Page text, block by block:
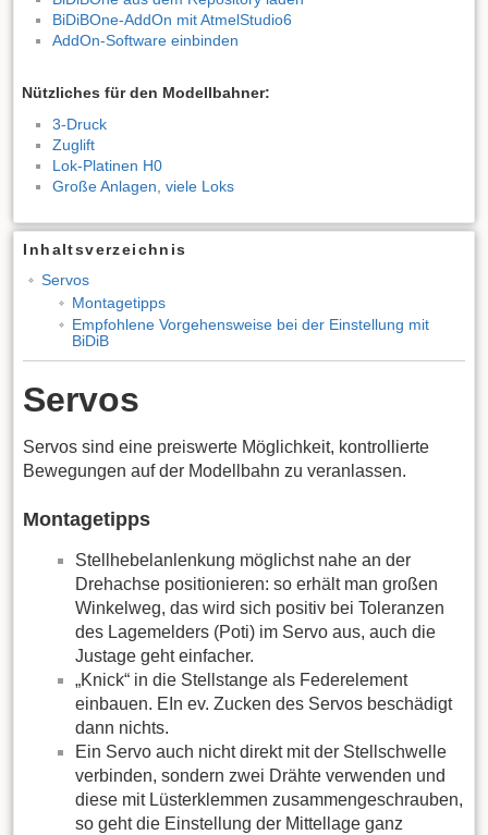
BiDiBOne-AddOn mit AtmelStudio6
AddOn-Software einbinden
Nützliches für den Modellbahner:
3-Druck
Zuglift
Lok-Platinen H0
Große Anlagen, viele Loks
Inhaltsverzeichnis
Servos
Montagetipps
Empfohlene Vorgehensweise bei der Einstellung mit
BiDiB
Servos
Servos sind eine preiswerte Möglichkeit, kontrollierte
Bewegungen auf der Modellbahn zu veranlassen.
Montagetipps
Stellhebelanlenkung möglichst nahe an der
Drehachse positionieren: so erhält man großen
Winkelweg, das wird sich positiv bei Toleranzen
des Lagemelders (Poti) im Servo aus, auch die
Justage geht einfacher.
„Knick“ in die Stellstange als Federelement
einbauen. EIn ev. Zucken des Servos beschädigt
dann nichts.
Ein Servo auch nicht direkt mit der Stellschwelle
verbinden, sondern zwei Drähte verwenden und
diese mit Lüsterklemmen zusammengeschrauben,
so geht die Einstellung der Mittellage ganz